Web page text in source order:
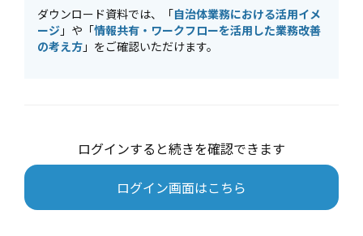
ダウンロード資料では、「自治体業務における活用イメ
ージ 」や「情報共有・ワークフローを活用した業務改善
の考え方 」をご確認いただけます。
ログインすると続きを確認できます
ログイン画面はこちら